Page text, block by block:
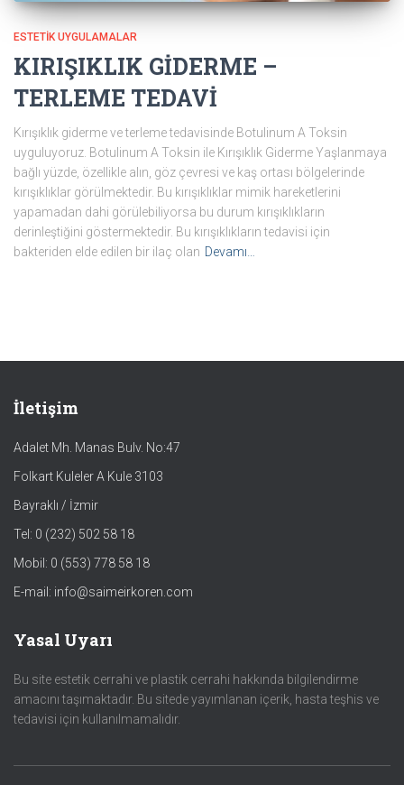
ESTETIK UYGULAMALAR
KIRIŞIKLIK GİDERME –
TERLEME TEDAVİ
Kırışıklık giderme ve terleme tedavisinde Botulinum A Toksin
uyguluyoruz. Botulinum A Toksin ile Kırışıklık Giderme Yaşlanmaya
bağlı yüzde, özellikle alın, göz çevresi ve kaş ortası bölgelerinde
kırışıklıklar görülmektedir. Bu kırışıklıklar mimik hareketlerini
yapamadan dahi görülebiliyorsa bu durum kırışıklıkların
derinleştiğini göstermektedir. Bu kırışıklıkların tedavisi için
bakteriden elde edilen bir ilaç olan Devamı…
İletişim
Adalet Mh. Manas Bulv. No:47
Folkart Kuleler A Kule 3103
Bayraklı / İzmir
Tel: 0 (232) 502 58 18
Mobil: 0 (553) 778 58 18
E-mail: info@saimeirkoren.com
Yasal Uyarı
Bu site estetik cerrahi ve plastik cerrahi hakkında bilgilendirme
amacını taşımaktadır. Bu sitede yayımlanan içerik, hasta teşhis ve
tedavisi için kullanılmamalıdır.